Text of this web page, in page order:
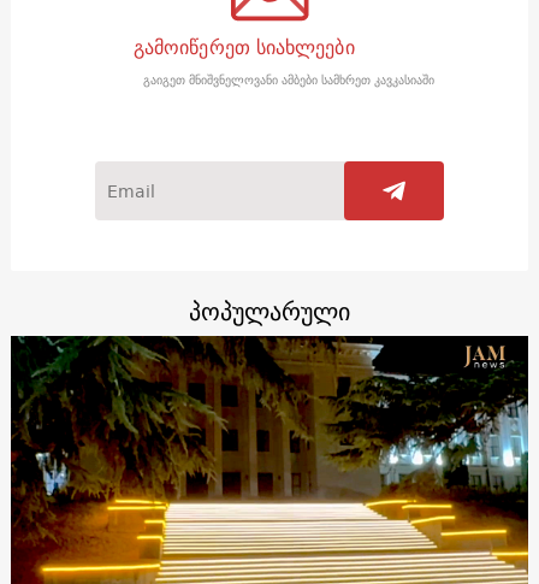
გამოიწერეთ სიახლეები
გაიგეთ მნიშვნელოვანი ამბები სამხრეთ კავკასიაში
პოპულარული